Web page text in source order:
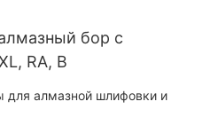
бор с
RA, B